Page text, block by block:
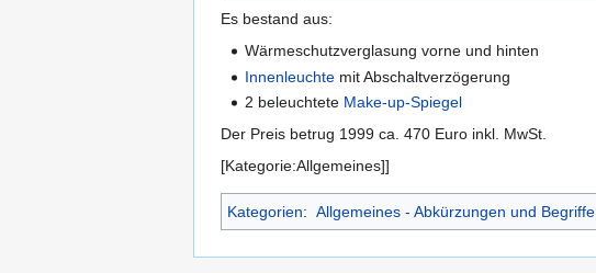
Es bestand aus:
Wärmeschutzverglasung vorne und hinten
Innenleuchte mit Abschaltverzögerung
2 beleuchtete Make-up-Spiegel
Der Preis betrug 1999 ca. 470 Euro inkl. MwSt.
[Kategorie:Allgemeines]]
Kategorien: Allgemeines - Abkürzungen und Begriffe